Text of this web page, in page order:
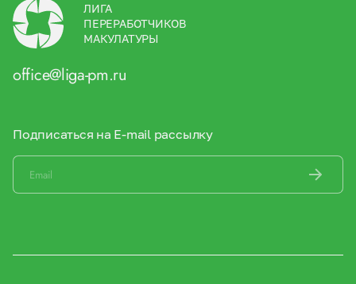
ЛИГА
ПЕРЕРАБОТЧИКОВ
МАКУЛАТУРЫ
office@liga-pm.ru
Подписаться на E-mail рассылку